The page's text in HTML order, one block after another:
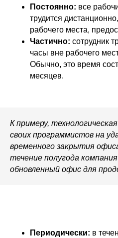
Постоянно: все
трудится
рабочего места,
Частично: сотрудник
часы вне рабочего
Обычно, это время
месяцев.
К примеру,
своих программистов на
временного закрытия
течение полугода
обновленный офис для
Периодически: в